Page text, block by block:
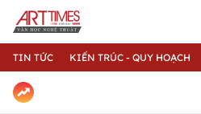
TIN TỨC KIẾN TRÚC - QUY HOẠCH